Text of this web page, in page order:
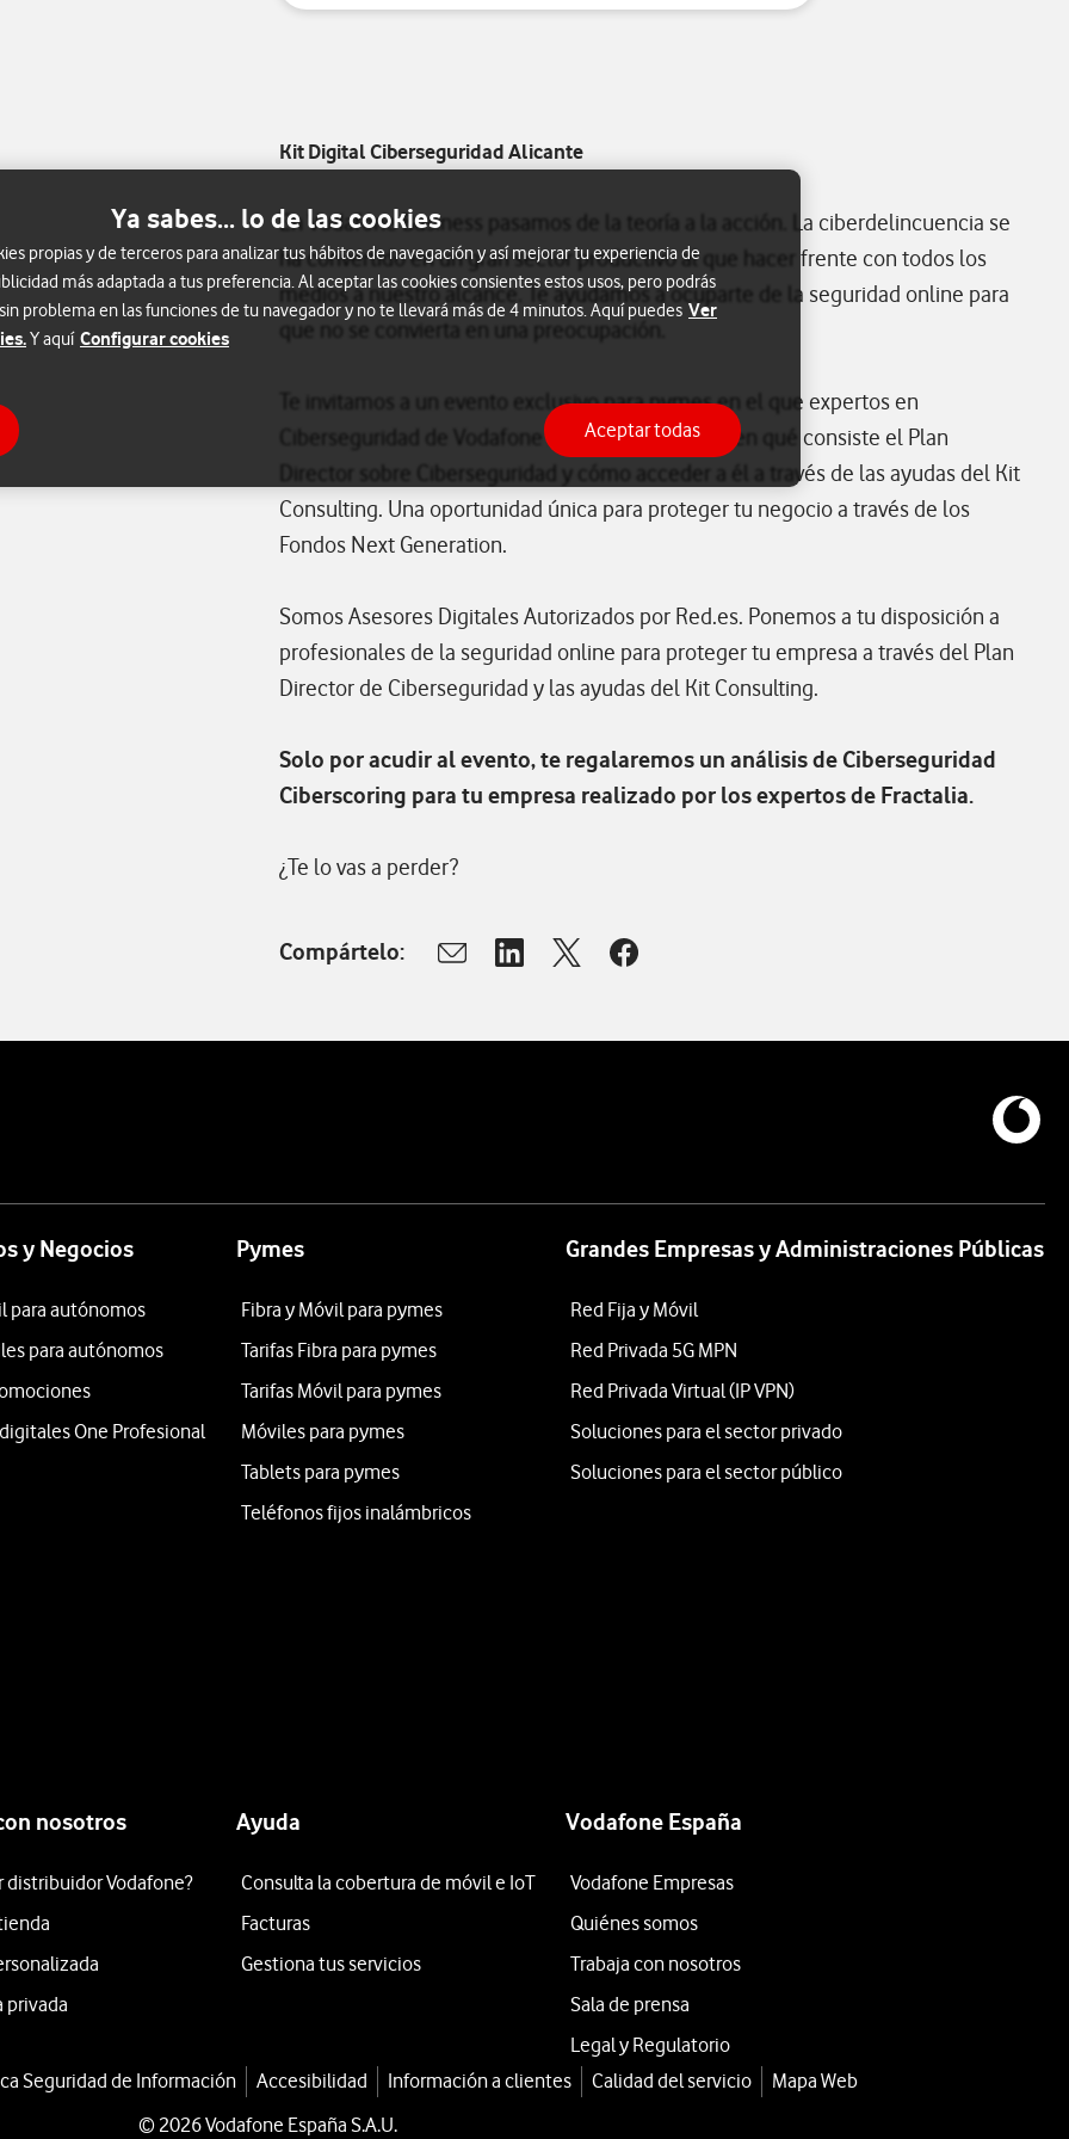
Kit Digital Ciberseguridad Alicante
En Vodafone Business pasamos de la teoría a la acción. La ciberdelincuencia se
ha convertido en un gran sector productivo al que hacer frente con todos los
medios a nuestro alcance. Te ayudamos a ocuparte de la seguridad online para
que no se convierta en una preocupación.
Te invitamos a un evento exclusivo para pymes en el que expertos en
Ciberseguridad de Vodafone Business explicaran en qué consiste el Plan
Director sobre Ciberseguridad y cómo acceder a él a través de las ayudas del Kit
Consulting. Una oportunidad única para proteger tu negocio a través de los
Fondos Next Generation.
Somos Asesores Digitales Autorizados por Red.es. Ponemos a tu disposición a
profesionales de la seguridad online para proteger tu empresa a través del Plan
Director de Ciberseguridad y las ayudas del Kit Consulting.
Solo por acudir al evento, te regalaremos un análisis de Ciberseguridad
Ciberscoring para tu empresa realizado por los expertos de Fractalia.
¿Te lo vas a perder?
Compártelo:
Abrir ventana para compartir en mail
Abrir ventana para compartir en linkedin
Abrir ventana para compartir en twitter
Abrir ventana para compartir en facebook
y Negocios
para autónomos
para autónomos
One Profesional
Pymes
Fibra y Móvil para pymes
Tarifas Fibra para pymes
Tarifas Móvil para pymes
Móviles para pymes
Tablets para pymes
Teléfonos fijos inalámbricos
Grandes Empresas y Administraciones Públicas
Red Fija y Móvil
Red Privada 5G MPN
Red Privada Virtual (IP VPN)
Soluciones para el sector privado
Soluciones para el sector público
nosotros
distribuidor Vodafone?
privada
Ayuda
Consulta la cobertura de móvil e IoT
Facturas
Gestiona tus servicios
Vodafone España
Vodafone Empresas
Quiénes somos
Trabaja con nosotros
Sala de prensa
Legal y Regulatorio
Seguridad de Información Accesibilidad Información a clientes Calidad del servicio
Mapa Web
© 2026 Vodafone España S.A.U.
Ya sabes... lo de las cookies
propias y de terceros para analizar tus hábitos de navegación y así mejorar tu experiencia de
más adaptada a tus preferencia. Al aceptar las cookies consientes estos usos, pero podrás
problema en las funciones de tu navegador y no te llevará más de 4 minutos. Aquí puedes Ver
Y aquí Configurar cookies
Aceptar todas